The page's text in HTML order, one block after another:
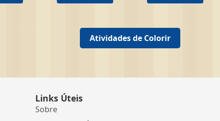
Atividades de Colorir
Links Úteis
Sobre